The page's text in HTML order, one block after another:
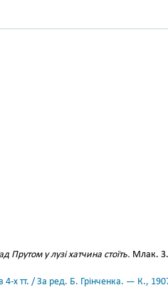
Прутом у лузі хатчина стоїть. Млак. 3.
4-х тт. / За ред. Б. Грінченка. — К.,